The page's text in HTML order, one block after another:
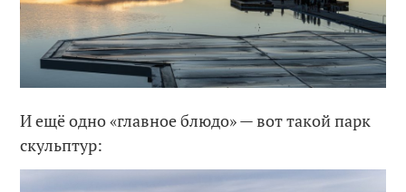
И ещё одно «главное блюдо» — вот такой парк
скульптур: